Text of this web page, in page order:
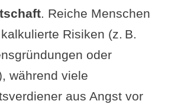
. Reiche Menschen
Risiken (z. B.
oder
während viele
aus Angst vor